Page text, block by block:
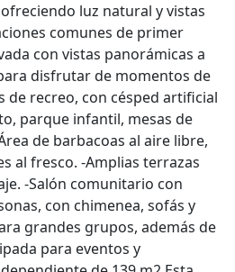
luz natural y vistas
comunes de primer
con vistas panorámicas a
disfrutar de momentos de
de recreo, con césped artificial
parque infantil, mesas de
de barbacoas al aire libre,
al fresco. -Amplias terrazas
-Salón comunitario con
con chimenea, sofás y
grandes grupos, además de
para eventos y